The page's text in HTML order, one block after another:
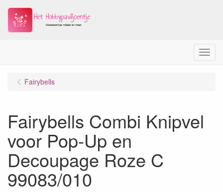
Menu
Fairybells
Fairybells Combi Knipvel
voor Pop-Up en
Decoupage Roze C
99083/010